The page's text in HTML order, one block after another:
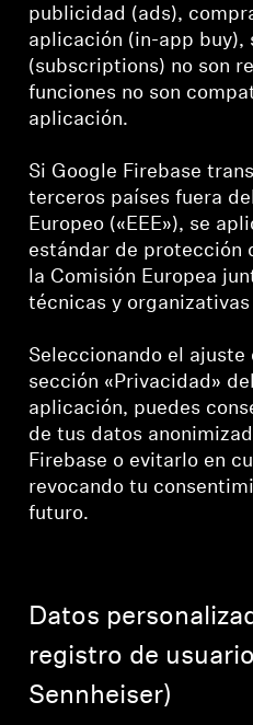
publicidad (ads),
aplicación (in-app buy),
(subscriptions) no son
funciones no son
aplicación.
Si Google Firebase
terceros países fuera
Europeo («EEE»), se
estándar de protección
la Comisión Europea
técnicas y
Seleccionando el
sección «Privacidad»
aplicación, puedes
de tus datos
Firebase o evitarlo en
revocando tu
futuro.
Datos
registro de
Sennheiser)